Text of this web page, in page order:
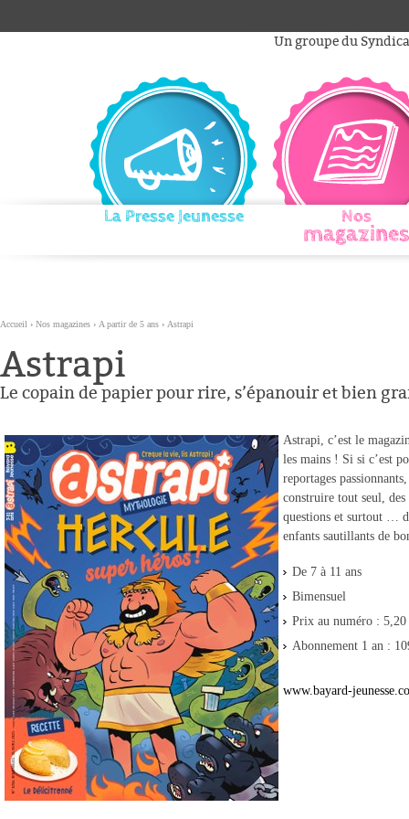
au
personnels
Un groupe du
La Presse Jeunesse Nos
magazines
Accueil › Nos magazines › A partir de 5 ans › Astrapi
Astrapi
Le copain de papier pour rire, s’épanouir et bien
Astrapi, c’est le
les mains ! Si si c’est
reportages
construire tout seul, des
questions et surtout …
enfants sautillants de
De 7 à 11 ans
Bimensuel
Prix au numéro : 5,20
Abonnement 1 an :
www.bayard-